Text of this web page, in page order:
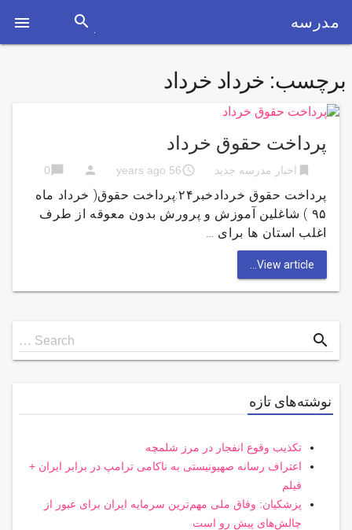
 مدرسه search
برچسب: خرداد خرداد
پرداخت حقوق خرداد
bookmark اخبار مدرسه جدید access_time
56 years ago
person
chat_bubble
0
پرداخت حقوق خردادخبر۲۴:پرداخت حقوق( خرداد ماه
۹۵ ) شاغلین آموزش و پرورش بدون معوقه از طرف
اغلب استان ها برای …
View article...
Search
for
Search … search
نوشته‌های تازه
تکذیب وقوع انفجار در مرز شلمچه
اعتراف رسانه صهیونیستی به ناکامی ترامپ در برابر ایران +
فیلم
پزشکیان: وفاق ملی مهم‌ترین سرمایه ایران برای عبور از
چالش‌های پیش رو است